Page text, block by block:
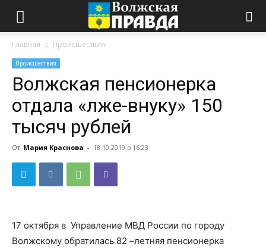
Главная Происшествия
Происшествия
Волжская пенсионерка
отдала «лже-внуку» 150
тысяч рублей
От Мария Краснова - 18.10.2019 в 16:23
17 октября в Управление МВД России по городу
Волжскому обратилась 82 –летняя пенсионерка